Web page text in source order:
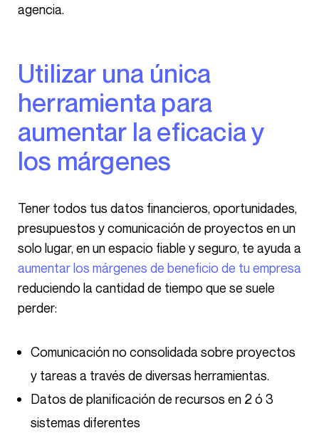
agencia.
Utilizar una única
herramienta para
aumentar la eficacia y
los márgenes
Tener todos tus datos financieros, oportunidades,
presupuestos y comunicación de proyectos en un
solo lugar, en un espacio fiable y seguro, te ayuda a
aumentar los márgenes de beneficio de tu empresa
reduciendo la cantidad de tiempo que se suele
perder:
Comunicación no consolidada sobre proyectos
y tareas a través de diversas herramientas.
Datos de planificación de recursos en 2 ó 3
sistemas diferentes